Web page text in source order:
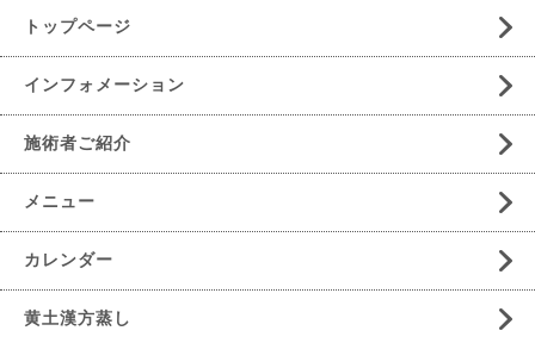
トップページ
インフォメーション
施術者ご紹介
メニュー
カレンダー
黄土漢方蒸し